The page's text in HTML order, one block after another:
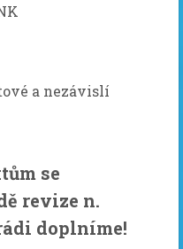
a nezávislí
se
revize n.
doplníme!